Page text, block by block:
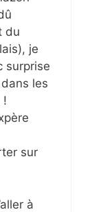
du
je
surprise
les
!
sur
à